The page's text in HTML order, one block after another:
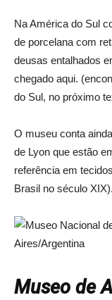
Na América do Sul
de porcelana com
deusas entalhados
chegado aqui.
do Sul, no próximo
O museu conta
de Lyon que estão
referência em
Brasil no século XIX).
Museo de